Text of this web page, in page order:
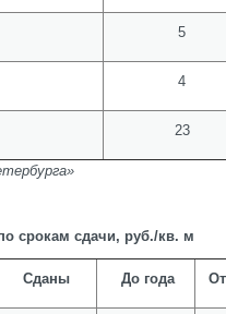
5
4
23
срокам сдачи, руб./кв. м
Сданы До года